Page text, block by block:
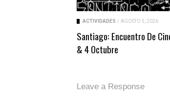
ACTIVIDADES / AGOSTO 5, 2026
Santiago: Encuentro De
& 4 Octubre
Leave a Response